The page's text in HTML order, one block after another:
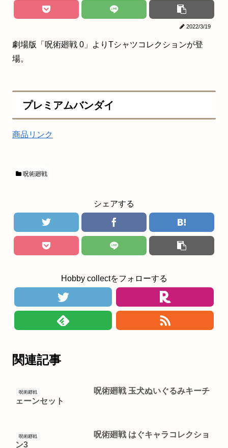
2022/3/19
劇場版「呪術廻戦 0」よりTシャツコレクションが登
場。
プレミアムバンダイ
商品リンク
呪術廻戦
シェアする
Hobby collectをフォローする
関連記事
呪術廻戦
呪術廻戦 玉犬ぬいぐるみキーチ
ェーンセット
呪術廻戦
呪術廻戦 はぐキャラコレクショ
ン3